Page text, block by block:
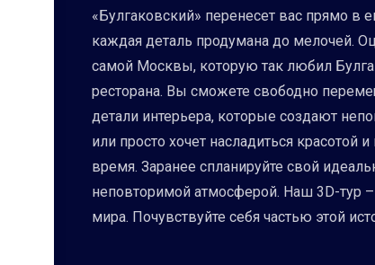
«Булгаковский» перенесет вас прямо в
каждая деталь продумана до мелочей.
самой Москвы, которую так любил
ресторана. Вы сможете свободно
детали интерьера, которые создают
или просто хочет насладиться красотой
время. Заранее спланируйте свой
неповторимой атмосферой. Наш 3D-тур
мира. Почувствуйте себя частью этой